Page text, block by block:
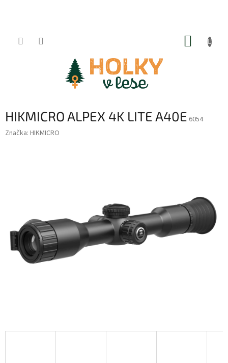
HIKMICRO ALPEX 4K LITE A40E 6054
Značka: HIKMICRO